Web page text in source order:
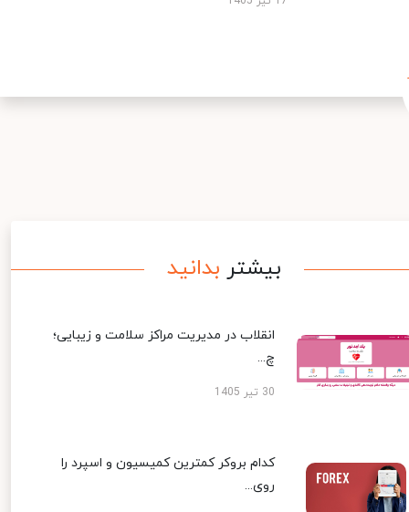
بیشتر بدانید
انقلاب در مدیریت مراکز سلامت و زیبایی؛
چ...
30 تیر 1405
کدام بروکر کمترین کمیسیون و اسپرد را
روی...